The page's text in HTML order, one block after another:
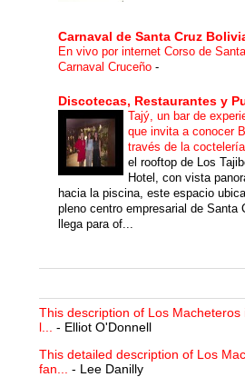
Carnaval de Santa Cruz
En vivo por internet Corso de
Carnaval Cruceño -
Discotecas, Restaurantes y
Tajý, un bar de
que invita a conocer
través de la
el rooftop de Los
Hotel, con vista
hacia la piscina, este espacio
pleno centro empresarial de Santa
llega para of...
This description of Los Macheteros
l...
- Elliot O'Donnell
This detailed description of Los
fan...
- Lee Danilly